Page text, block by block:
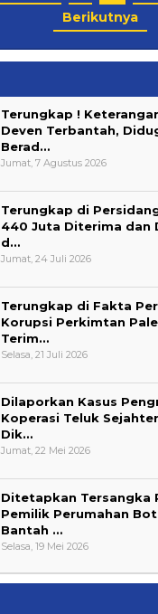
Berikutnya
Terungkap !
Deven Terbantah,
Berad…
Jumat, 7 Agustus 2026
Terungkap di
440 Juta Diterima dan
d…
Jumat, 24 Juli 2026
Terungkap di Fakta
Korupsi Perkimtan
Terim…
Selasa, 21 Juli 2026
Dilaporkan Kasus
Koperasi Teluk
Dik…
Jumat, 22 Mei 2026
Ditetapkan Tersangka
Pemilik Perumahan
Bantah …
Selasa, 19 Mei 2026